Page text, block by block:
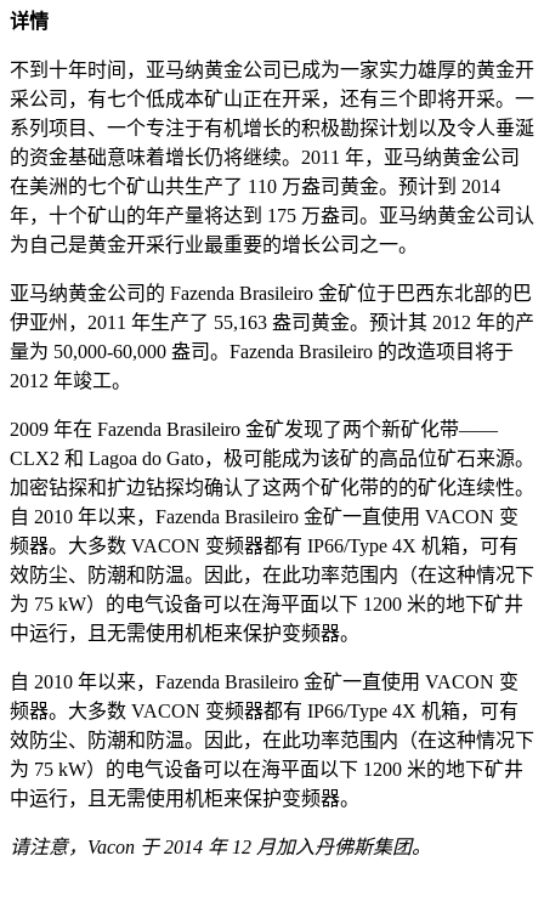
详情
不到十年时间，亚马纳黄金公司已成为一家实力雄厚的黄金开
采公司，有七个低成本矿山正在开采，还有三个即将开采。一
系列项目、一个专注于有机增长的积极勘探计划以及令人垂涎
的资金基础意味着增长仍将继续。2011 年，亚马纳黄金公司
在美洲的七个矿山共生产了 110 万盎司黄金。预计到 2014
年，十个矿山的年产量将达到 175 万盎司。亚马纳黄金公司认
为自己是黄金开采行业最重要的增长公司之一。
亚马纳黄金公司的 Fazenda Brasileiro 金矿位于巴西东北部的巴
伊亚州，2011 年生产了 55,163 盎司黄金。预计其 2012 年的产
量为 50,000-60,000 盎司。Fazenda Brasileiro 的改造项目将于
2012 年竣工。
2009 年在 Fazenda Brasileiro 金矿发现了两个新矿化带——
CLX2 和 Lagoa do Gato，极可能成为该矿的高品位矿石来源。
加密钻探和扩边钻探均确认了这两个矿化带的的矿化连续性。
自 2010 年以来，Fazenda Brasileiro 金矿一直使用 VACON 变
频器。大多数 VACON 变频器都有 IP66/Type 4X 机箱，可有
效防尘、防潮和防温。因此，在此功率范围内（在这种情况下
为 75 kW）的电气设备可以在海平面以下 1200 米的地下矿井
中运行，且无需使用机柜来保护变频器。
自 2010 年以来，Fazenda Brasileiro 金矿一直使用 VACON 变
频器。大多数 VACON 变频器都有 IP66/Type 4X 机箱，可有
效防尘、防潮和防温。因此，在此功率范围内（在这种情况下
为 75 kW）的电气设备可以在海平面以下 1200 米的地下矿井
中运行，且无需使用机柜来保护变频器。
请注意，Vacon 于 2014 年 12 月加入丹佛斯集团。